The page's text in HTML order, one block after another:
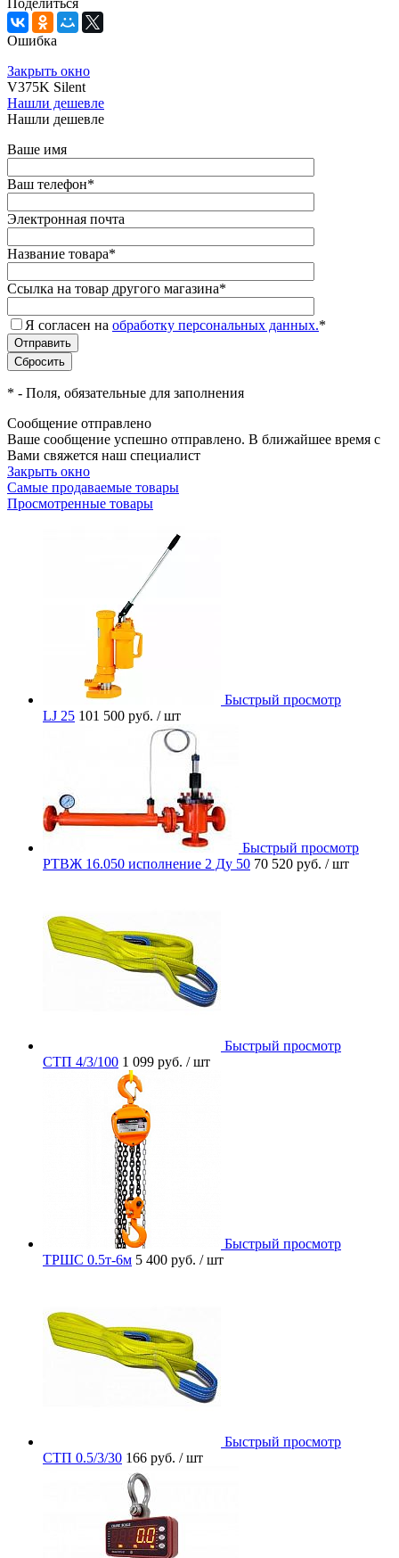
Поделиться
Ошибка
Закрыть окно
V375K Silent
Нашли дешевле
Нашли дешевле
Ваше имя
Ваш телефон*
Электронная почта
Название товара*
Ссылка на товар другого магазина*
Я согласен на обработку персональных данных.*
* - Поля, обязательные для заполнения
Сообщение отправлено
Ваше сообщение успешно отправлено. В ближайшее время с
Вами свяжется наш специалист
Закрыть окно
Самые продаваемые товары
Просмотренные товары
Быстрый просмотр
LJ 25 101 500 руб. / шт
Быстрый просмотр
РТВЖ 16.050 исполнение 2 Ду 50 70 520 руб. / шт
Быстрый просмотр
СТП 4/3/100 1 099 руб. / шт
Быстрый просмотр
ТРШС 0.5т-6м 5 400 руб. / шт
Быстрый просмотр
СТП 0.5/3/30 166 руб. / шт